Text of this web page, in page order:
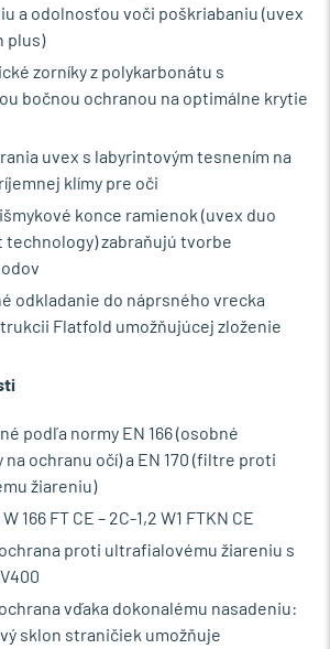
a odolnosťou voči poškriabaniu (uvex
plus)
zorníky z polykarbonátu s
bočnou ochranou na optimálne krytie
uvex s labyrintovým tesnením na
klímy pre oči
konce ramienok (uvex duo
technology) zabraňujú tvorbe
odkladanie do náprsného vrecka
Flatfold umožňujúcej zloženie
podľa normy EN 166 (osobné
ochranu očí) a EN 170 (filtre proti
žiareniu)
166 FT CE – 2C-1,2 W1 FTKN CE
proti ultrafialovému žiareniu s
vďaka dokonalému nasadeniu:
sklon straničiek umožňuje